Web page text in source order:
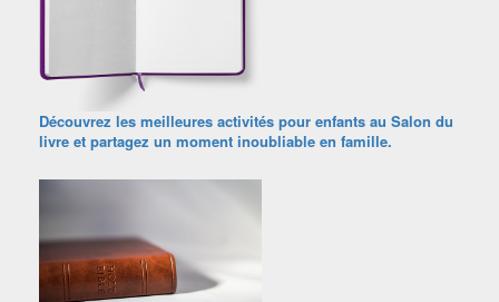
Découvrez les meilleures activités pour enfants au Salon du
livre et partagez un moment inoubliable en famille.